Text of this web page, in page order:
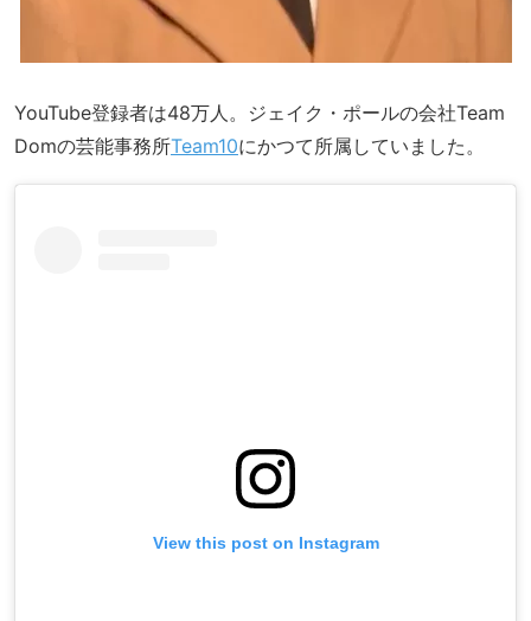
YouTube登録者は48万人。ジェイク・ポールの会社Team
Domの芸能事務所Team10にかつて所属していました。
View this post on Instagram